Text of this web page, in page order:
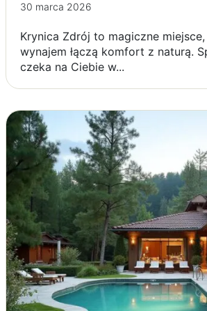
30 marca 2026
Krynica Zdrój to magiczne
wynajem łączą komfort z naturą.
czeka na Ciebie w...